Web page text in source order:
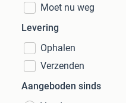
Moet nu weg
Levering
Ophalen
Verzenden
Aangeboden sinds